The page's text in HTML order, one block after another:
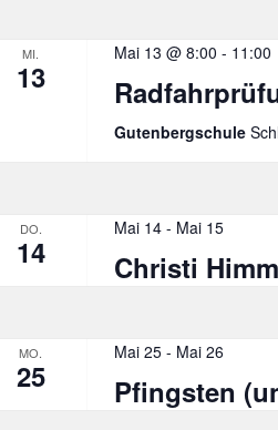
MI.
13
Mai 13 @ 8:00 - 11:00
Gutenbergschule
DO.
14
Mai 14- Mai 15
Christi
MO.
25
Mai 25- Mai 26
Pfingsten